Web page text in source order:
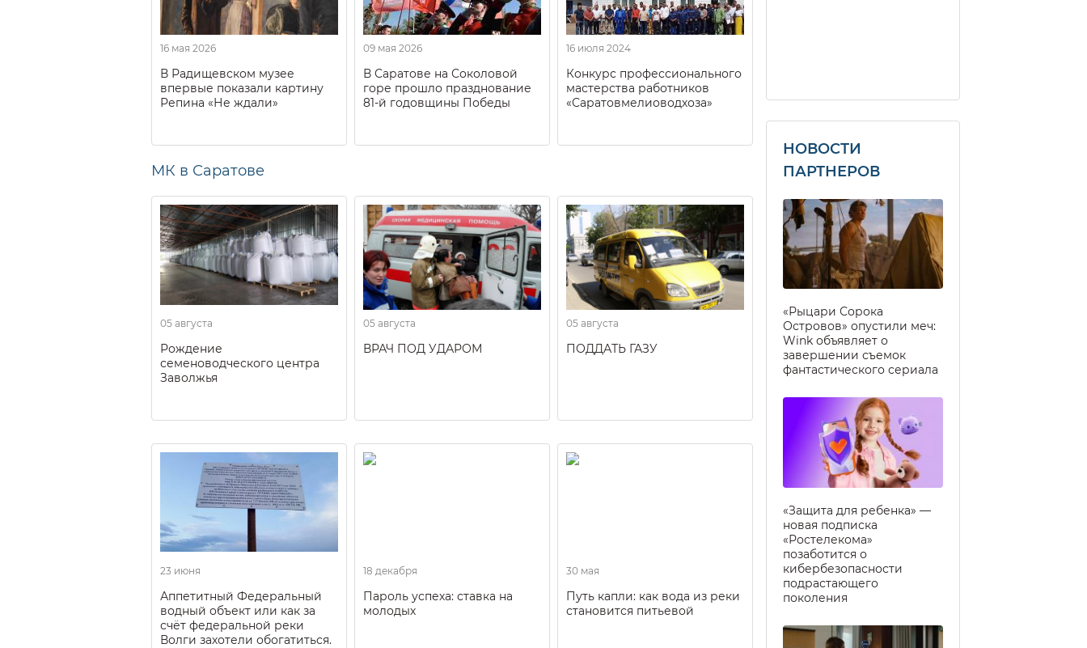
16 мая 2026
В Радищевском музее
впервые показали картину
Репина «Не ждали»
09 мая 2026
В Саратове на Соколовой
горе прошло празднование
81-й годовщины Победы
16 июля 2024
Конкурс профессионального
мастерства работников
«Саратовмелиоводхоза»
МК в Саратове
05 августа
Рождение
семеноводческого центра
Заволжья
05 августа
ВРАЧ ПОД УДАРОМ
05 августа
ПОДДАТЬ ГАЗУ
23 июня
Аппетитный Федеральный
водный объект или как за
счёт федеральной реки
Волги захотели обогатиться.
18 декабря
Пароль успеха: ставка на
молодых
30 мая
Путь капли: как вода из реки
становится питьевой
НОВОСТИ
ПАРТНЕРОВ
«Рыцари Сорока
Островов» опустили меч:
Wink объявляет о
завершении съемок
фантастического сериала
«Защита для ребенка» —
новая подписка
«Ростелекома»
позаботится о
кибербезопасности
подрастающего
поколения